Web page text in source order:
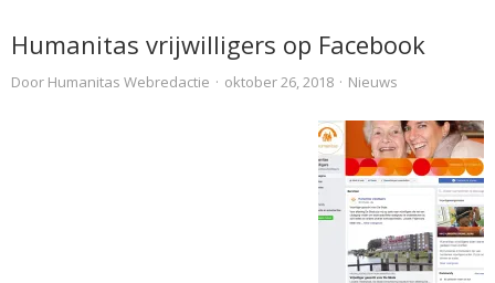
Humanitas vrijwilligers op Facebook
Door Humanitas Webredactie · oktober 26, 2018 · Nieuws